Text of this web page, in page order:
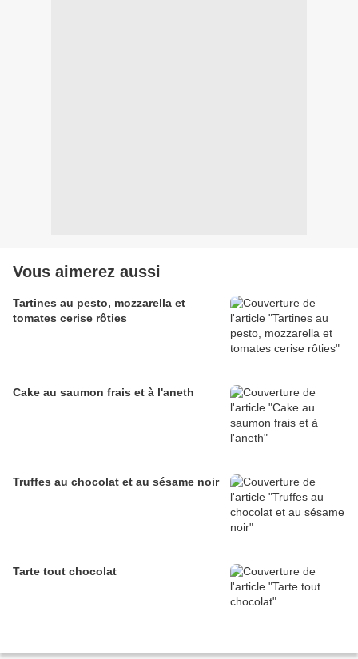
Vous aimerez aussi
Tartines au pesto, mozzarella et
tomates cerise rôties
Cake au saumon frais et à l'aneth
Truffes au chocolat et au sésame noir
Tarte tout chocolat